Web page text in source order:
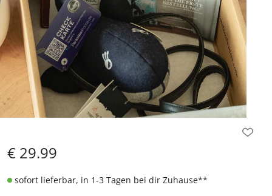
€ 29.99
sofort lieferbar, in 1-3 Tagen bei dir Zuhause**